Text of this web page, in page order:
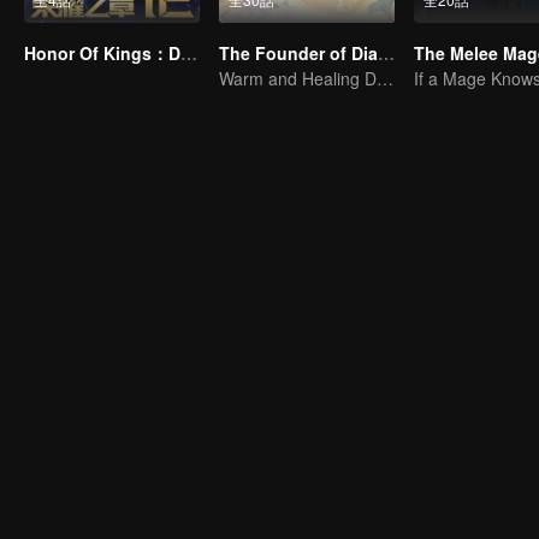
Honor Of Kings：Destiny
The Founder of Diabolism Q
Warm and Healing Daily Life
The Melee